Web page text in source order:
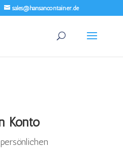
sales@hansancontainer.de
Konto